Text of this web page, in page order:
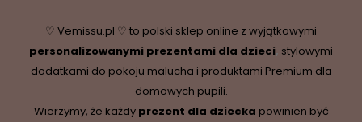
♡ Vemissu.pl ♡ to polski sklep online z wyjątkowymi
personalizowanymi prezentami dla dzieci, stylowymi
dodatkami do pokoju malucha i produktami Premium dla
domowych pupili.
Wierzymy, że każdy prezent dla dziecka powinien być